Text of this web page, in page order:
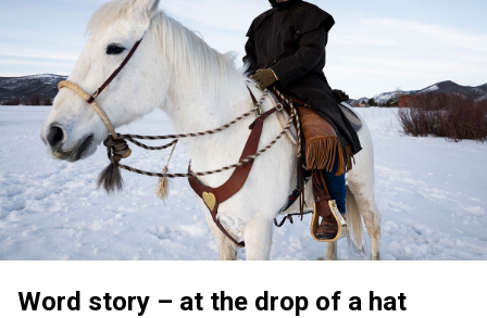
Word story – at the drop of a hat